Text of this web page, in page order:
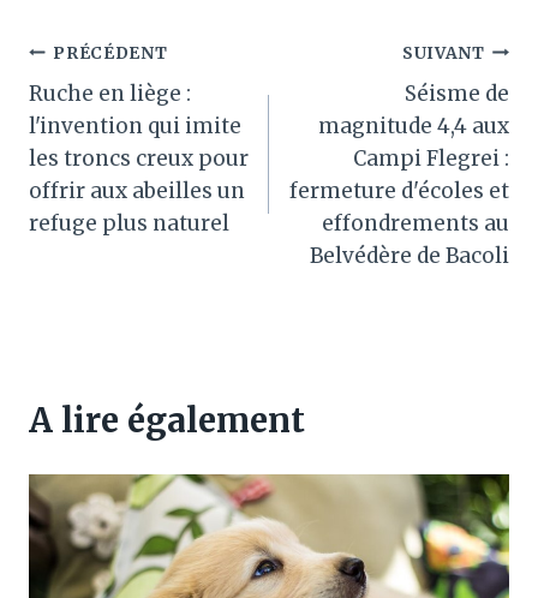
Navigation
de
l’article
PRÉCÉDENT
Ruche en liège :
l'invention qui imite
les troncs creux pour
offrir aux abeilles un
refuge plus naturel
SUIVANT
Séisme de
magnitude 4,4 aux
Campi Flegrei :
fermeture d'écoles et
effondrements au
Belvédère de Bacoli
A lire également